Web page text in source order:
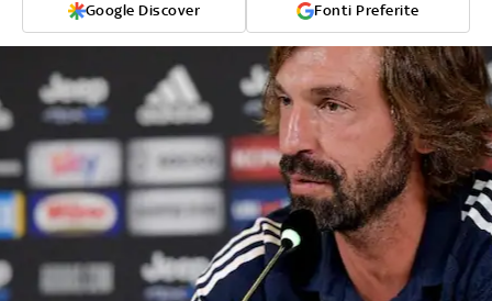
Google Discover Fonti Preferite